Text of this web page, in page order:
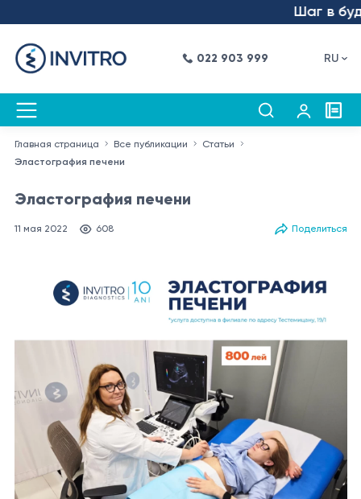
Шаг в
022 903 999 RU
Главная страница Все публикации
Статьи
Эластография печени
Эластография печени
11 мая 2022 608 Поделиться